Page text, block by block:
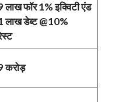
लाख फॉर 1% इक्विटी एंड
लाख डेब्ट @10%
करोड़